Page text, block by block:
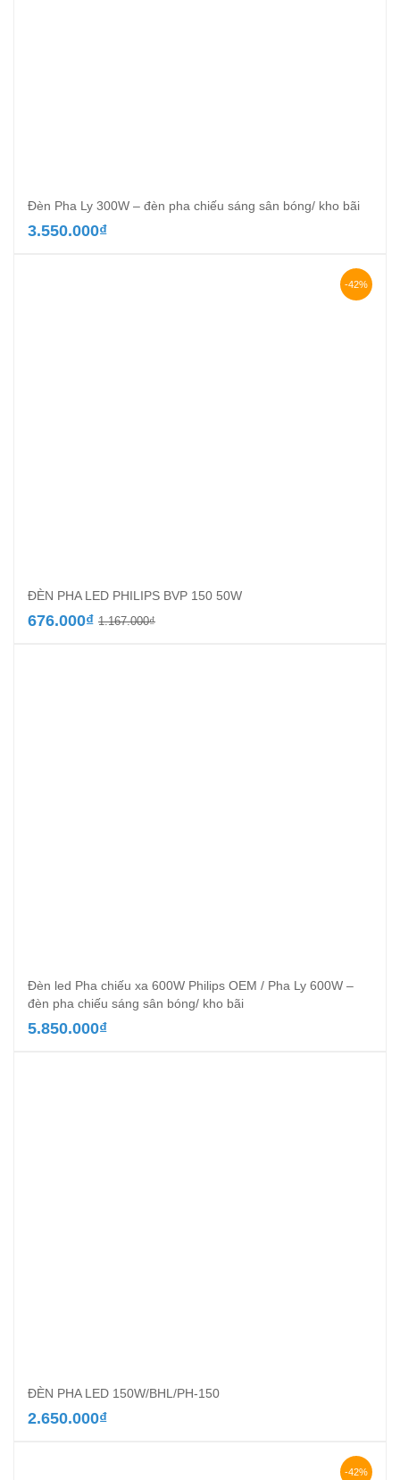
Đèn Pha Ly 300W – đèn pha chiếu sáng sân bóng/ kho bãi
3.550.000₫
-42%
ĐÈN PHA LED PHILIPS BVP 150 50W
1.167.000₫Giá
676.000₫
Giá
Đèn led Pha chiếu xa 600W Philips OEM / Pha Ly 600W –
đèn pha chiếu sáng sân bóng/ kho bãi
5.850.000₫
ĐÈN PHA LED 150W/BHL/PH-150
2.650.000₫
-42%